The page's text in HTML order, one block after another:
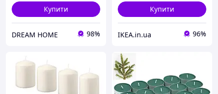
Купити
DREAM HOME 98%
Купити
IKEA.in.ua 96%